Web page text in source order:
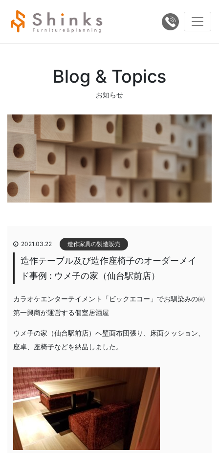
Blog & Topics
お知らせ
2021.03.22 造作家具の製造販売
造作テーブル及び造作座椅子のオーダーメイ
ド事例 : ウメ子の家（仙台駅前店）
カラオケエンターテイメント「ビックエコー」でお馴染みの㈱
第一興商が運営する個室居酒屋
ウメ子の家（仙台駅前店）へ壁面布団張り、床面クッション、
座卓、座椅子などを納品しました。